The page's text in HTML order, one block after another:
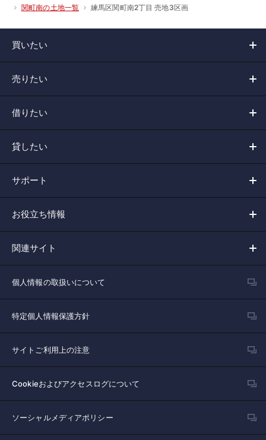
関町南の土地一覧 練馬区関町南2丁目 売地3区画
買いたい
売りたい
借りたい
貸したい
サポート
お役立ち情報
関連サイト
個人情報の取扱いについて
特定個人情報保護方針
サイトご利用上の注意
Cookieおよびアクセスログについて
ソーシャルメディアポリシー